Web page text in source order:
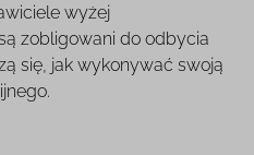
wyżej
zobligowani do odbycia
się, jak wykonywać swoją